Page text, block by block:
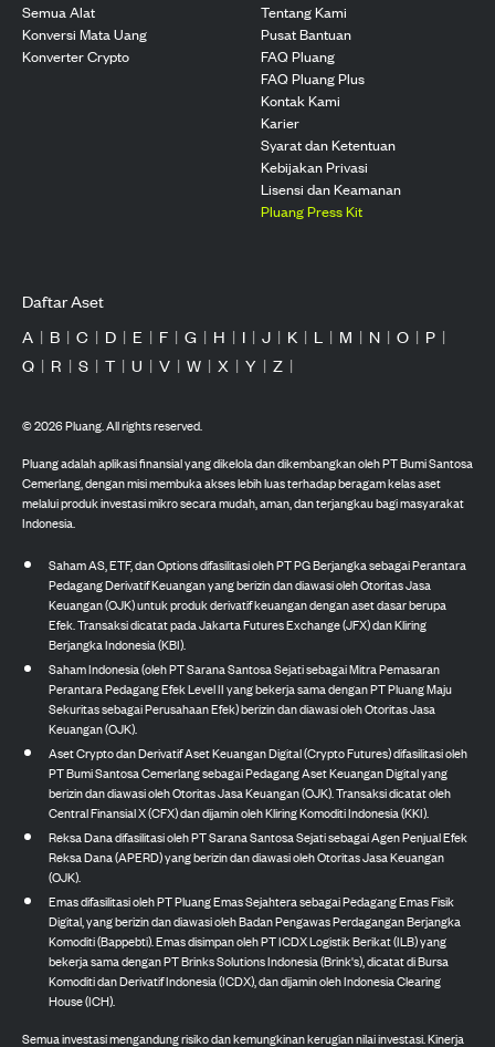
Semua Alat
Konversi Mata Uang
Konverter Crypto
Tentang Kami
Pusat Bantuan
FAQ Pluang
FAQ Pluang Plus
Kontak Kami
Karier
Syarat dan Ketentuan
Kebijakan Privasi
Lisensi dan Keamanan
Pluang Press Kit
Daftar Aset
A | B | C | D | E | F | G | H | I | J | K | L | M | N | O | P |
Q | R | S | T | U | V | W | X | Y | Z |
©2026Pluang. All rights reserved.
Pluang adalah aplikasi finansial yang dikelola dan dikembangkan oleh PT Bumi Santosa
Cemerlang, dengan misi membuka akses lebih luas terhadap beragam kelas aset
melalui produk investasi mikro secara mudah, aman, dan terjangkau bagi masyarakat
Indonesia.
Saham AS, ETF, dan Options difasilitasi oleh PT PG Berjangka sebagai Perantara
Pedagang Derivatif Keuangan yang berizin dan diawasi oleh Otoritas Jasa
Keuangan (OJK) untuk produk derivatif keuangan dengan aset dasar berupa
Efek. Transaksi dicatat pada Jakarta Futures Exchange (JFX) dan Kliring
Berjangka Indonesia (KBI).
Saham Indonesia (oleh PT Sarana Santosa Sejati sebagai Mitra Pemasaran
Perantara Pedagang Efek Level II yang bekerja sama dengan PT Pluang Maju
Sekuritas sebagai Perusahaan Efek) berizin dan diawasi oleh Otoritas Jasa
Keuangan (OJK).
Aset Crypto dan Derivatif Aset Keuangan Digital (Crypto Futures) difasilitasi oleh
PT Bumi Santosa Cemerlang sebagai Pedagang Aset Keuangan Digital yang
berizin dan diawasi oleh Otoritas Jasa Keuangan (OJK). Transaksi dicatat oleh
Central Finansial X (CFX) dan dijamin oleh Kliring Komoditi Indonesia (KKI).
Reksa Dana difasilitasi oleh PT Sarana Santosa Sejati sebagai Agen Penjual Efek
Reksa Dana (APERD) yang berizin dan diawasi oleh Otoritas Jasa Keuangan
(OJK).
Emas difasilitasi oleh PT Pluang Emas Sejahtera sebagai Pedagang Emas Fisik
Digital, yang berizin dan diawasi oleh Badan Pengawas Perdagangan Berjangka
Komoditi (Bappebti). Emas disimpan oleh PT ICDX Logistik Berikat (ILB) yang
bekerja sama dengan PT Brinks Solutions Indonesia (Brink's), dicatat di Bursa
Komoditi dan Derivatif Indonesia (ICDX), dan dijamin oleh Indonesia Clearing
House (ICH).
Semua investasi mengandung risiko dan kemungkinan kerugian nilai investasi. Kinerja